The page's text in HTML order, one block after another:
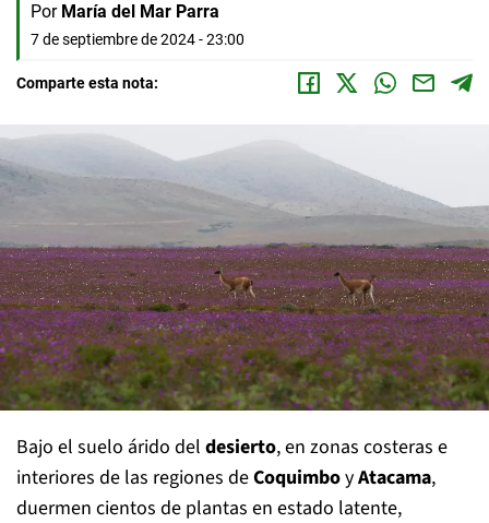
Por María del Mar Parra
7 de septiembre de 2024 - 23:00
Comparte esta nota:
Bajo el suelo árido del desierto, en zonas costeras e
interiores de las regiones deCoquimboyAtacama,
duermen cientos de plantas en estado latente,